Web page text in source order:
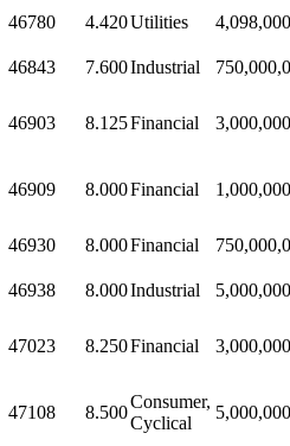
46780 4.420Utilities
46843 7.600Industrial
46903 8.125Financial
46909 8.000Financial
46930 8.000Financial
46938 8.000Industrial
47023 8.250Financial
47108 8.500
Consumer,
Cyclical